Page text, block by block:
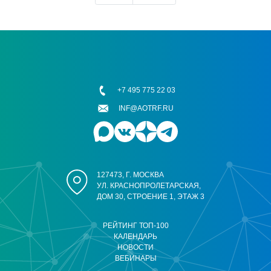
РЕЙТИНГ ТОП-100
КАЛЕНДАРЬ
НОВОСТИ
ВЕБИНАРЫ
127473, Г. МОСКВА
УЛ. КРАСНОПРОЛЕТАРСКАЯ,
ДОМ 30, СТРОЕНИЕ 1, ЭТАЖ 3
+7 495 775 22 03
INF@AOTRF.RU